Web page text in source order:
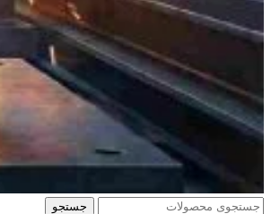
جستجو